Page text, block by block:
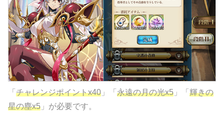
「 チャレンジポイントx40 」「 永遠の月の光x5 」「 輝きの
星の塵x5 」が必要です。